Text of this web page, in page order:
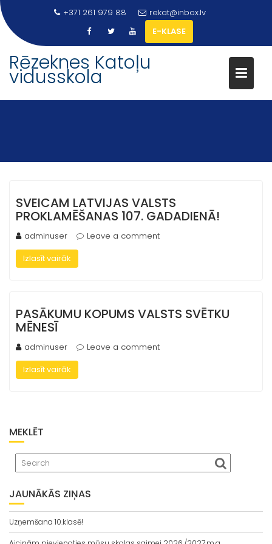
Skip
to
content
+371 261 979 88
rekat@inbox.lv
E-KLASE
Rēzeknes Katoļu
vidusskola
SVEICAM LATVIJAS VALSTS
PROKLAMĒŠANAS 107. GADADIENĀ!
adminuser
Leave a comment
Izlasīt vairāk
PASĀKUMU KOPUMS VALSTS SVĒTKU
MĒNESĪ
adminuser
Leave a comment
Izlasīt vairāk
MEKLĒT
JAUNĀKĀS ZIŅAS
Uzņemšana 10.klasē!